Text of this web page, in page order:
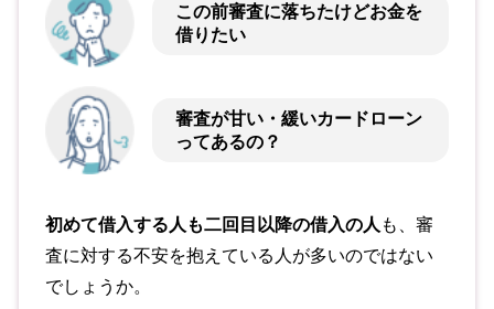
この前審査に落ちたけどお金を
借りたい
審査が甘い・緩いカードローン
ってあるの？
初めて借入する人も二回目以降の借入の人 も、審
査に対する不安を抱えている人が多いのではない
でしょうか。